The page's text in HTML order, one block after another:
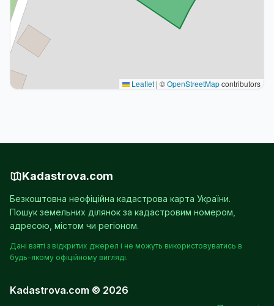
Leaflet | ©OpenStreetMapcontributors
Kadastrova.com
Безкоштовна неофіційна кадастрова карта України.
Пошук земельних ділянок за кадастровим номером,
адресою, містом чи регіоном.
Дані взяті з відкритих джерел і не можуть використовуватись в
будь-якому офіційному вигляді.
Kadastrova.com © 2026